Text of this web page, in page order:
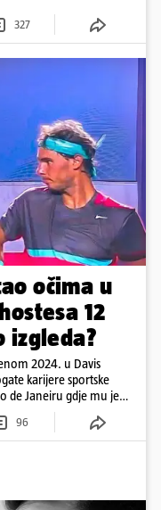
327
očima u
12
izgleda?
2024. u Davis
karijere sportske
de Janeiru gdje mu je
96